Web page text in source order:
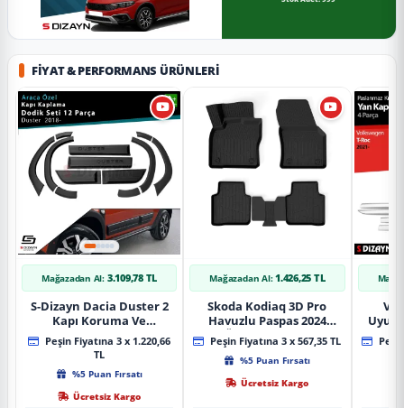
FIYAT & PERFORMANS ÜRÜNLERI
Mağazadan Al: 3.109,78 TL
S-Dizayn Dacia Duster 2
Kapı Koruma Ve
Çamurluk Kaplaması
Dodik Seti 2018 Üzeri A+
Kalite
Peşin Fiyatına 3 x 1.220,66
TL
%5 Puan Fırsatı
Ücretsiz Kargo
Mağazadan Al: 1.426,25 TL
Skoda Kodiaq 3D Pro
Havuzlu Paspas 2024
Üzeri A+ Kalite
Peşin Fiyatına 3 x 567,35 TL
%5 Puan Fırsatı
Ücretsiz Kargo
Yan